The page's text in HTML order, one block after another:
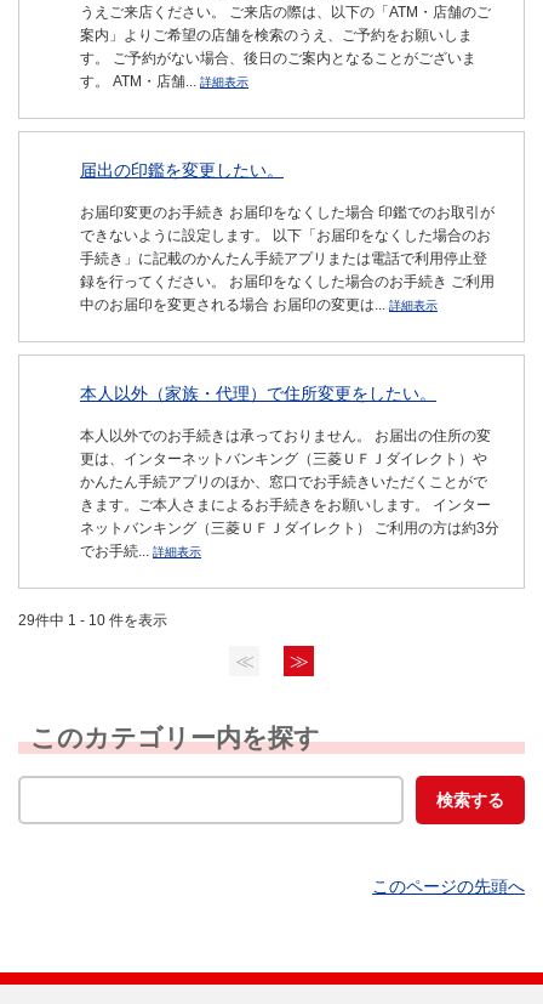
うえご来店ください。 ご来店の際は、以下の「ATM・店舗のご
案内」よりご希望の店舗を検索のうえ、ご予約をお願いしま
す。 ご予約がない場合、後日のご案内となることがございま
す。 ATM・店舗... 詳細表示
届出の印鑑を変更したい。
お届印変更のお手続き お届印をなくした場合 印鑑でのお取引が
できないように設定します。 以下「お届印をなくした場合のお
手続き」に記載のかんたん手続アプリまたは電話で利用停止登
録を行ってください。 お届印をなくした場合のお手続き ご利用
中のお届印を変更される場合 お届印の変更は... 詳細表示
本人以外（家族・代理）で住所変更をしたい。
本人以外でのお手続きは承っておりません。 お届出の住所の変
更は、インターネットバンキング（三菱ＵＦＪダイレクト）や
かんたん手続アプリのほか、窓口でお手続きいただくことがで
きます。ご本人さまによるお手続きをお願いします。 インター
ネットバンキング（三菱ＵＦＪダイレクト） ご利用の方は約3分
でお手続... 詳細表示
29件中 1 - 10 件を表示
≪ ≫
このカテゴリー内を探す
このページの先頭へ